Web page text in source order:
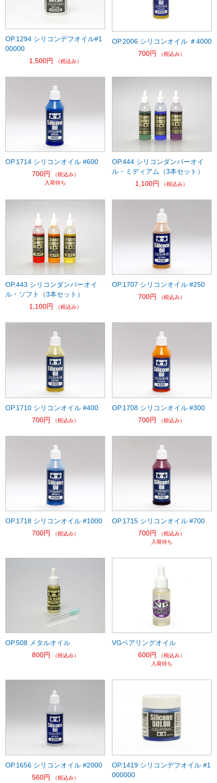
OP.1294 シリコンデフオイル#1
00000
1,500円
（税込み）
OP.2006 シリコンオイル ＃4000
700円
（税込み）
OP.1714 シリコンオイル #600
700円
（税込み）
入荷待ち
OP.444 シリコンダンパーオイ
ル・ミディアム（3本セット）
1,100円
（税込み）
OP.443 シリコンダンパーオイ
ル・ソフト（3本セット）
1,100円
（税込み）
OP.1707 シリコンオイル #250
700円
（税込み）
OP.1710 シリコンオイル #400
700円
（税込み）
OP.1708 シリコンオイル #300
700円
（税込み）
OP.1718 シリコンオイル #1000
700円
（税込み）
OP.1715 シリコンオイル #700
700円
（税込み）
入荷待ち
OP.508 メタルオイル
800円
（税込み）
VGベアリングオイル
600円
（税込み）
入荷待ち
OP.1656 シリコンオイル #2000
560円
（税込み）
OP.1419 シリコンデフオイル #1
000000